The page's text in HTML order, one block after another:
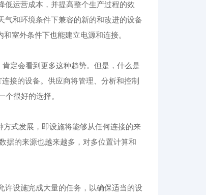
低运营成本，并提高整个生产过程的效
和环境条件下兼容的新的和改进的设备
室外条件下也能建立电源和连接。
定会看到更多这种趋势。但是，什么是
接的设备。供应商将管理、分析和控制
个很好的选择。
式发展，即设施将能够从任何连接的来
据的来源也越来越多，对多位置计算和
许设施完成大量的任务，以确保适当的设